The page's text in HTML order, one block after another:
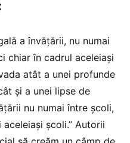
a învățării, nu numai
chiar în cadrul aceleiași
atât a unei profunde
și a unei lipse de
nu numai între școli,
școli.” Autorii